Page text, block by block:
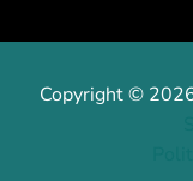
Copyright ©